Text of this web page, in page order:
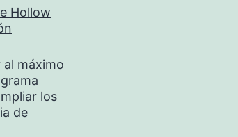
Hollow
máximo
los
de